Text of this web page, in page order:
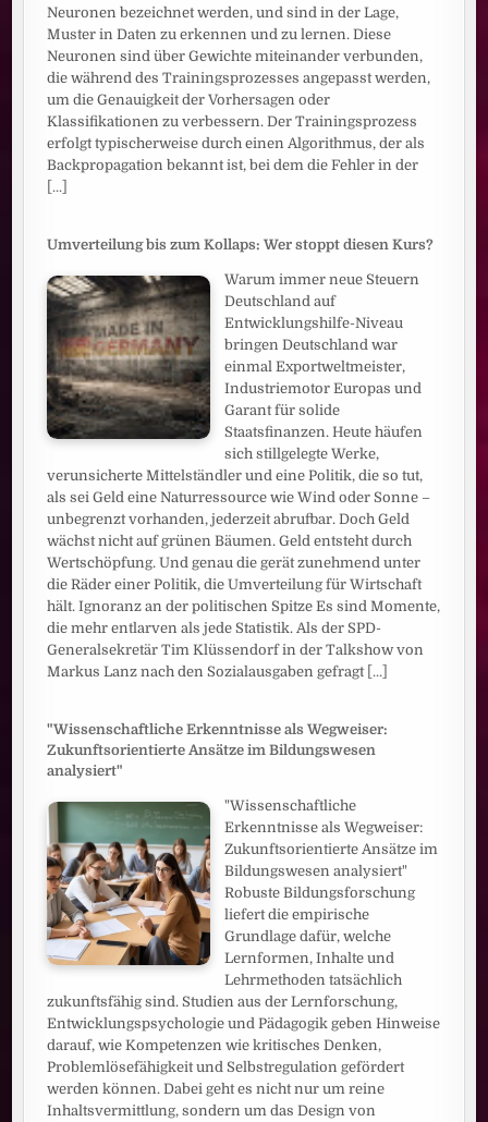
Neuronen bezeichnet werden, und sind in der Lage,
Muster in Daten zu erkennen und zu lernen. Diese
Neuronen sind über Gewichte miteinander verbunden,
die während des Trainingsprozesses angepasst werden,
um die Genauigkeit der Vorhersagen oder
Klassifikationen zu verbessern. Der Trainingsprozess
erfolgt typischerweise durch einen Algorithmus, der als
Backpropagation bekannt ist, bei dem die Fehler in der
[...]
Umverteilung bis zum Kollaps: Wer stoppt diesen Kurs?
Warum immer neue Steuern
Deutschland auf
Entwicklungshilfe-Niveau
bringen Deutschland war
einmal Exportweltmeister,
Industriemotor Europas und
Garant für solide
Staatsfinanzen. Heute häufen
sich stillgelegte Werke,
verunsicherte Mittelständler und eine Politik, die so tut,
als sei Geld eine Naturressource wie Wind oder Sonne –
unbegrenzt vorhanden, jederzeit abrufbar. Doch Geld
wächst nicht auf grünen Bäumen. Geld entsteht durch
Wertschöpfung. Und genau die gerät zunehmend unter
die Räder einer Politik, die Umverteilung für Wirtschaft
hält. Ignoranz an der politischen Spitze Es sind Momente,
die mehr entlarven als jede Statistik. Als der SPD-
Generalsekretär Tim Klüssendorf in der Talkshow von
Markus Lanz nach den Sozialausgaben gefragt [...]
"Wissenschaftliche Erkenntnisse als Wegweiser:
Zukunftsorientierte Ansätze im Bildungswesen
analysiert"
"Wissenschaftliche
Erkenntnisse als Wegweiser:
Zukunftsorientierte Ansätze im
Bildungswesen analysiert"
Robuste Bildungsforschung
liefert die empirische
Grundlage dafür, welche
Lernformen, Inhalte und
Lehrmethoden tatsächlich
zukunftsfähig sind. Studien aus der Lernforschung,
Entwicklungspsychologie und Pädagogik geben Hinweise
darauf, wie Kompetenzen wie kritisches Denken,
Problemlösefähigkeit und Selbstregulation gefördert
werden können. Dabei geht es nicht nur um reine
Inhaltsvermittlung, sondern um das Design von